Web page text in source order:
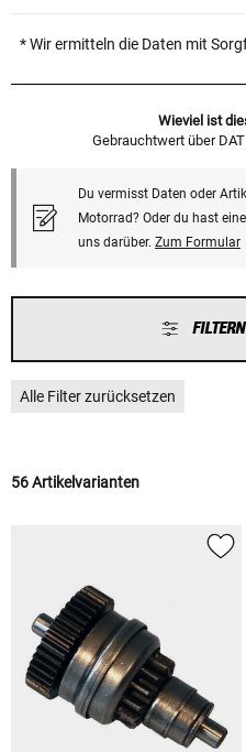
* Wir ermitteln die Daten mit
Wieviel ist
Gebrauchtwert über
Du vermisst Daten oder
Motorrad? Oder du hast
uns darüber. Zum Formular
Alle Filter zurücksetzen
56 Artikelvarianten